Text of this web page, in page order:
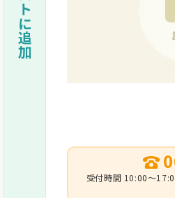
受付時間 10:00～